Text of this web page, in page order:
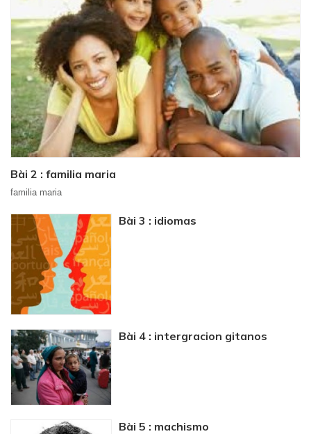
Bài 2 : familia maria
familia maria
Bài 3 : idiomas
Bài 4 : intergracion gitanos
Bài 5 : machismo